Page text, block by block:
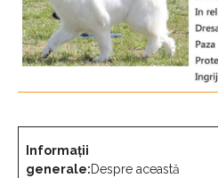
Informaţii
generale:Despre această